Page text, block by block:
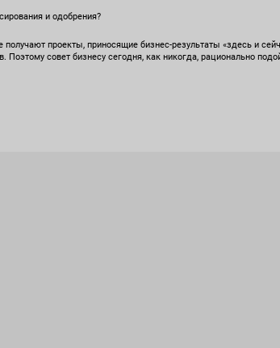
и одобрения?
проекты, приносящие бизнес-результаты «здесь и
Поэтому совет бизнесу сегодня, как никогда, рационально